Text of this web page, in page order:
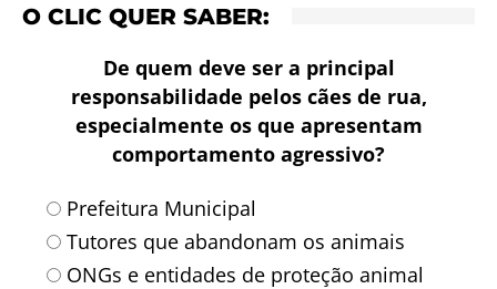
O CLIC QUER SABER:
De quem deve ser a principal
responsabilidade pelos cães de rua,
especialmente os que apresentam
comportamento agressivo?
Prefeitura Municipal
Tutores que abandonam os animais
ONGs e entidades de proteção animal